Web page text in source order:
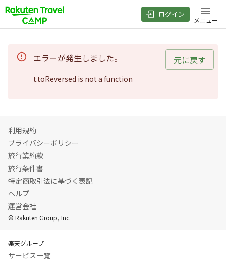
ログイン
メニュー
エラーが発生しました。
t.toReversed is not a function
元に戻す
利用規約
プライバシーポリシー
旅行業約款
旅行条件書
特定商取引法に基づく表記
ヘルプ
運営会社
© Rakuten Group, Inc.
楽天グループ
サービス一覧